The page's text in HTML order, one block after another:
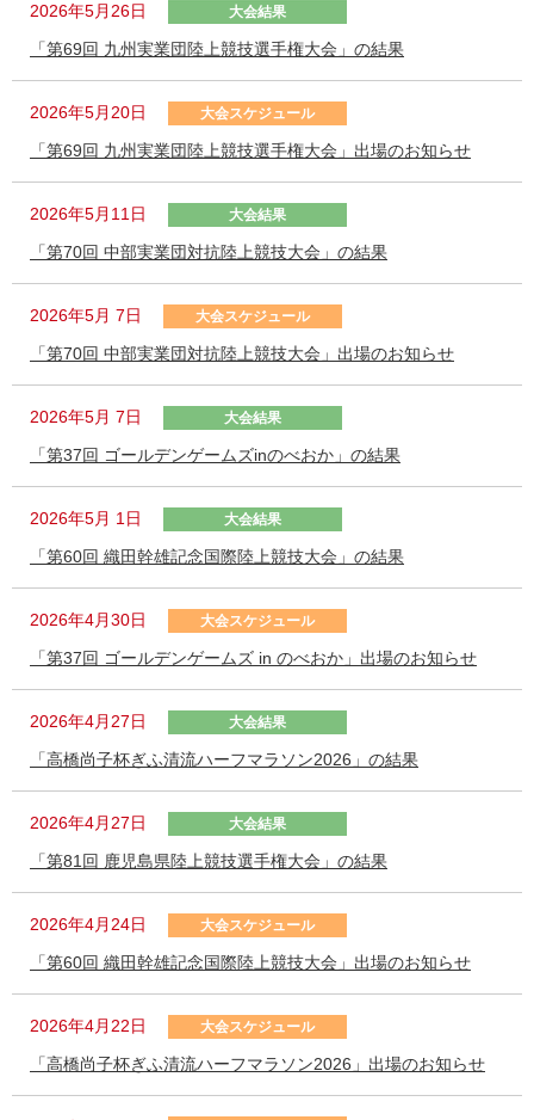
2026年5月26日 大会結果
「第69回 九州実業団陸上競技選手権大会」の結果
2026年5月20日 大会スケジュール
「第69回 九州実業団陸上競技選手権大会」出場のお知らせ
2026年5月11日 大会結果
「第70回 中部実業団対抗陸上競技大会」の結果
2026年5月 7日 大会スケジュール
「第70回 中部実業団対抗陸上競技大会」出場のお知らせ
2026年5月 7日 大会結果
「第37回 ゴールデンゲームズinのべおか」の結果
2026年5月 1日 大会結果
「第60回 織田幹雄記念国際陸上競技大会」の結果
2026年4月30日 大会スケジュール
「第37回 ゴールデンゲームズ in のべおか」出場のお知らせ
2026年4月27日 大会結果
「高橋尚子杯ぎふ清流ハーフマラソン2026」の結果
2026年4月27日 大会結果
「第81回 鹿児島県陸上競技選手権大会」の結果
2026年4月24日 大会スケジュール
「第60回 織田幹雄記念国際陸上競技大会」出場のお知らせ
2026年4月22日 大会スケジュール
「高橋尚子杯ぎふ清流ハーフマラソン2026」出場のお知らせ